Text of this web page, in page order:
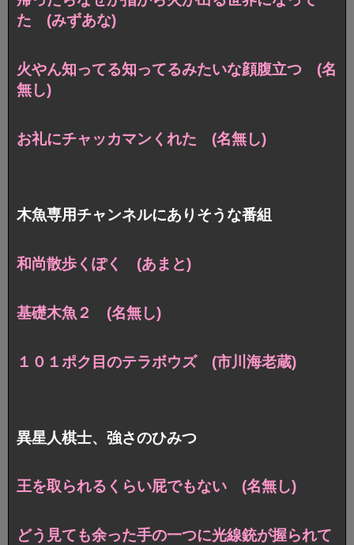
た (みずあな)
火やん知ってる知ってるみたいな顔腹立つ (名
無し)
お礼にチャッカマンくれた (名無し)
木魚専用チャンネルにありそうな番組
和尚散歩くぽく (あまと)
基礎木魚２ (名無し)
１０１ポク目のテラボウズ (市川海老蔵)
異星人棋士、強さのひみつ
王を取られるくらい屁でもない (名無し)
どう見ても余った手の一つに光線銃が握られて